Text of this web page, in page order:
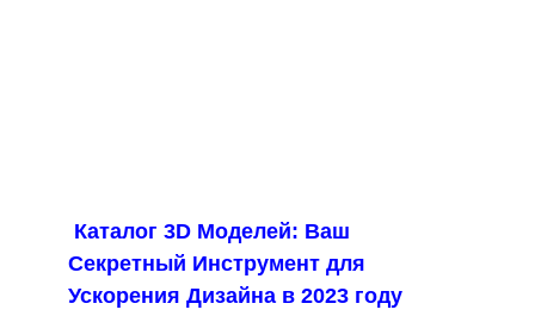
Каталог 3D Моделей: Ваш
Секретный Инструмент для
Ускорения Дизайна в 2023 году